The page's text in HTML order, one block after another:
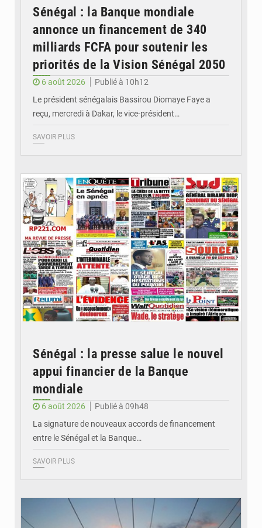
Sénégal : la Banque mondiale
annonce un financement de 340
milliards FCFA pour soutenir les
priorités de la Vision Sénégal 2050
6 août 2026
Publié à 10h12
Le président sénégalais Bassirou Diomaye Faye a
reçu, mercredi à Dakar, le vice-président…
SAVOIR PLUS
Sénégal : la presse salue le nouvel
appui financier de la Banque
mondiale
6 août 2026
Publié à 09h48
La signature de nouveaux accords de financement
entre le Sénégal et la Banque…
SAVOIR PLUS